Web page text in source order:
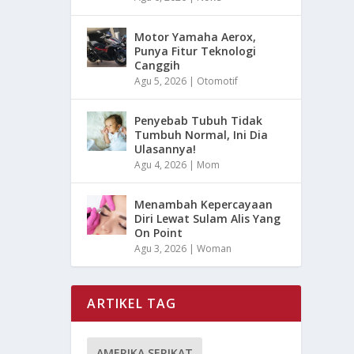
Motor Yamaha Aerox,
Punya Fitur Teknologi
Canggih
Agu 5, 2026 | Otomotif
Penyebab Tubuh Tidak
Tumbuh Normal, Ini Dia
Ulasannya!
Agu 4, 2026 | Mom
Menambah Kepercayaan
Diri Lewat Sulam Alis Yang
On Point
Agu 3, 2026 |Woman
ARTIKEL TAG